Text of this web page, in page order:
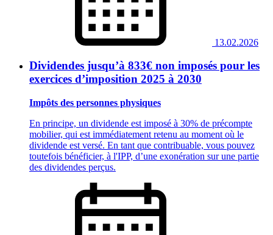
13.02.2026
Dividendes jusqu’à 833€ non imposés pour les
exercices d’imposition 2025 à 2030
Impôts des personnes physiques
En principe, un dividende est imposé à 30% de précompte
mobilier, qui est immédiatement retenu au moment où le
dividende est versé. En tant que contribuable, vous pouvez
toutefois bénéficier, à l'IPP, d’une exonération sur une partie
des dividendes perçus.